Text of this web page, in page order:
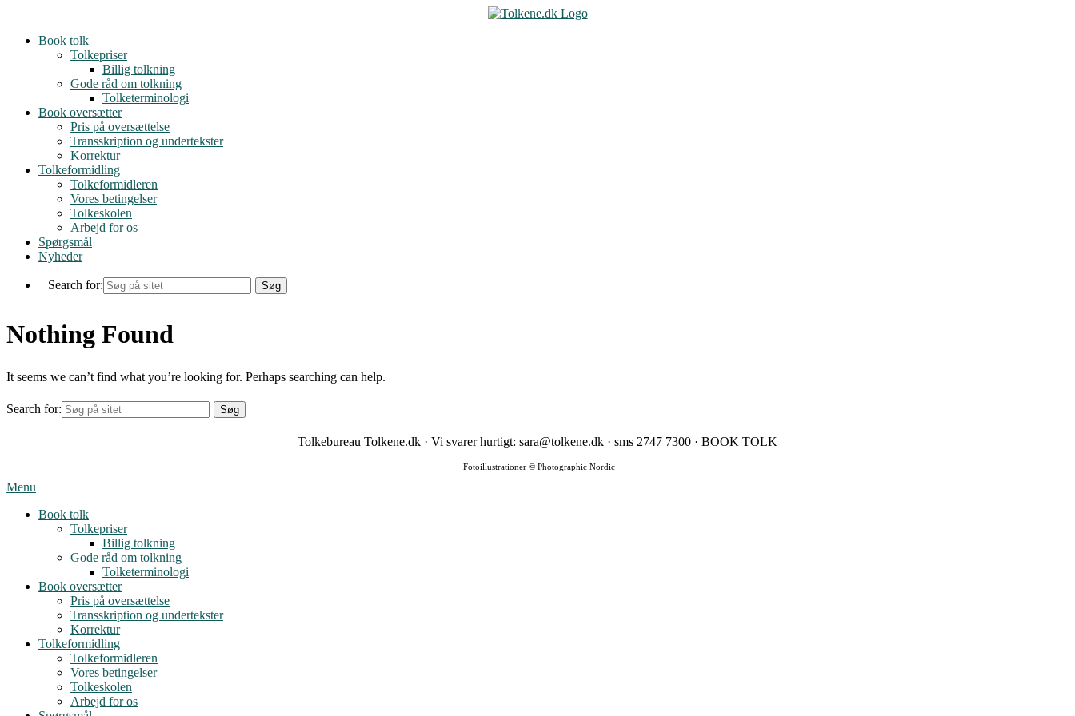
contentBook tolk
Tolkepriser
Billig tolkning
Gode råd om tolkning
Tolketerminologi
Book oversætter
Pris på oversættelse
Transskription og undertekster
Korrektur
Tolkeformidling
Tolkeformidleren
Vores betingelser
Tolkeskolen
Arbejd for os
Spørgsmål
Nyheder
Search for:
Nothing Found
It seems we can’t find what you’re looking for. Perhaps searching can help.
Search for:
Tolkebureau Tolkene.dk · Vi svarer hurtigt: sara@tolkene.dk · sms 2747 7300 · BOOK TOLK
Fotoillustrationer © Photographic Nordic
Menu
Book tolk
Tolkepriser
Billig tolkning
Gode råd om tolkning
Tolketerminologi
Book oversætter
Pris på oversættelse
Transskription og undertekster
Korrektur
Tolkeformidling
Tolkeformidleren
Vores betingelser
Tolkeskolen
Arbejd for os